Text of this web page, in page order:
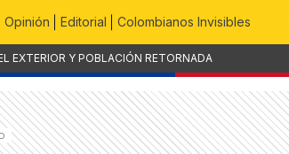
Opinión Editorial Colombianos Invisibles
EXTERIOR Y POBLACIÓN RETORNADA